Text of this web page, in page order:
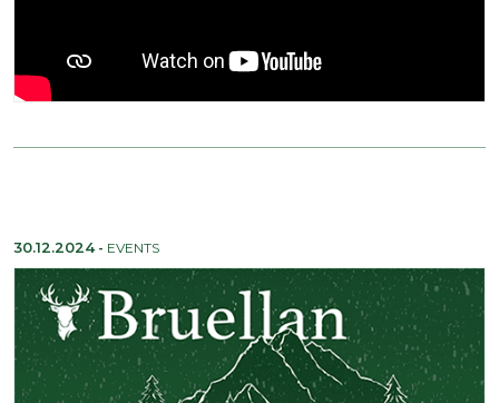
30.12.2024- EVENTS